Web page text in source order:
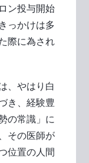
ン投与開始
っかけは多
際に為され
、やはり白
き、経験豊
の常識」に
その医師が
位置の人間